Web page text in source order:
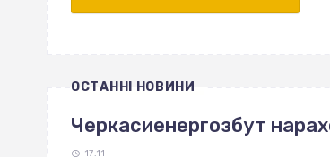
ОСТАННІ НОВИНИ
Черкасиенергозбут
17:11